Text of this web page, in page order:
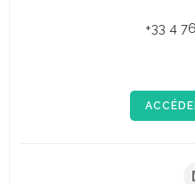
+33 4